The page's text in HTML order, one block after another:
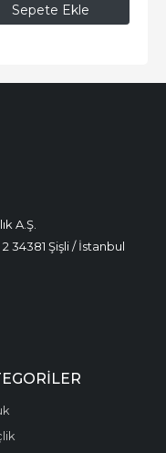
Sepete Ekle
A.Ş.
34381 Şişli / İstanbul